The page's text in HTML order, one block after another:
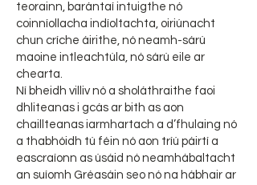
teorainn, barántaí intuigthe nó
coinníollacha indíoltachta, oiriúnacht
chun críche áirithe, nó neamh-sárú
maoine intleachtúla, nó sárú eile ar
chearta.
Ní bheidh villiv nó a sholáthraithe faoi
dhliteanas i gcás ar bith as aon
chaillteanas iarmhartach a d’fhulaing nó
a thabhóidh tú féin nó aon tríú páirtí a
eascraíonn as úsáid nó neamhábaltacht
an suíomh Gréasáin seo nó na hábhair ar